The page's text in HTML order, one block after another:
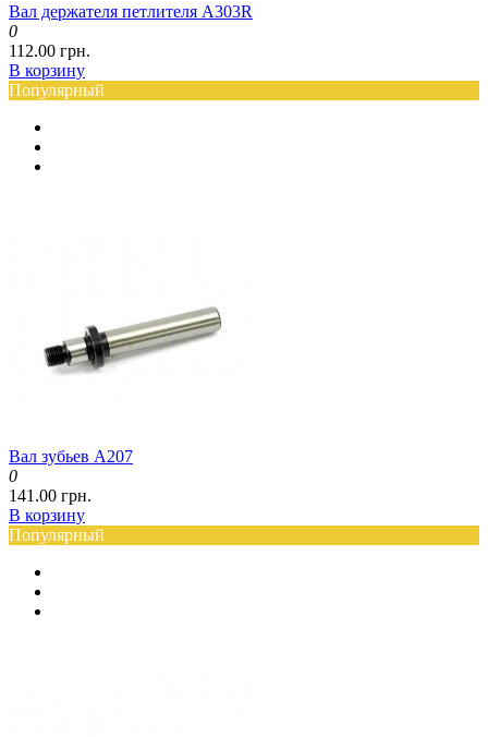
Вал держателя петлителя A303R
0
112.00 грн.
В корзину
Популярный
Вал зубьев A207
0
141.00 грн.
В корзину
Популярный